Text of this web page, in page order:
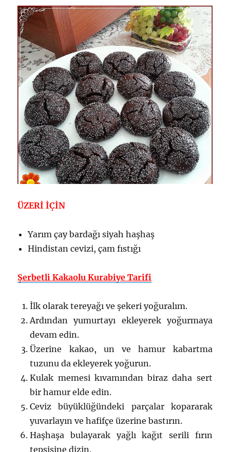
ÜZERİ İÇİN
Yarım çay bardağı siyah haşhaş
Hindistan cevizi, çam fıstığı
Şerbetli Kakaolu Kurabiye Tarifi
İlk olarak tereyağı ve şekeri yoğuralım.
Ardından yumurtayı ekleyerek yoğurmaya
devam edin.
Üzerine kakao, un ve hamur kabartma
tuzunu da ekleyerek yoğurun.
Kulak memesi kıvamından biraz daha sert
bir hamur elde edin.
Ceviz büyüklüğündeki parçalar kopararak
yuvarlayın ve hafifçe üzerine bastırın.
Haşhaşa bulayarak yağlı kağıt serili fırın
tepsisine dizin.